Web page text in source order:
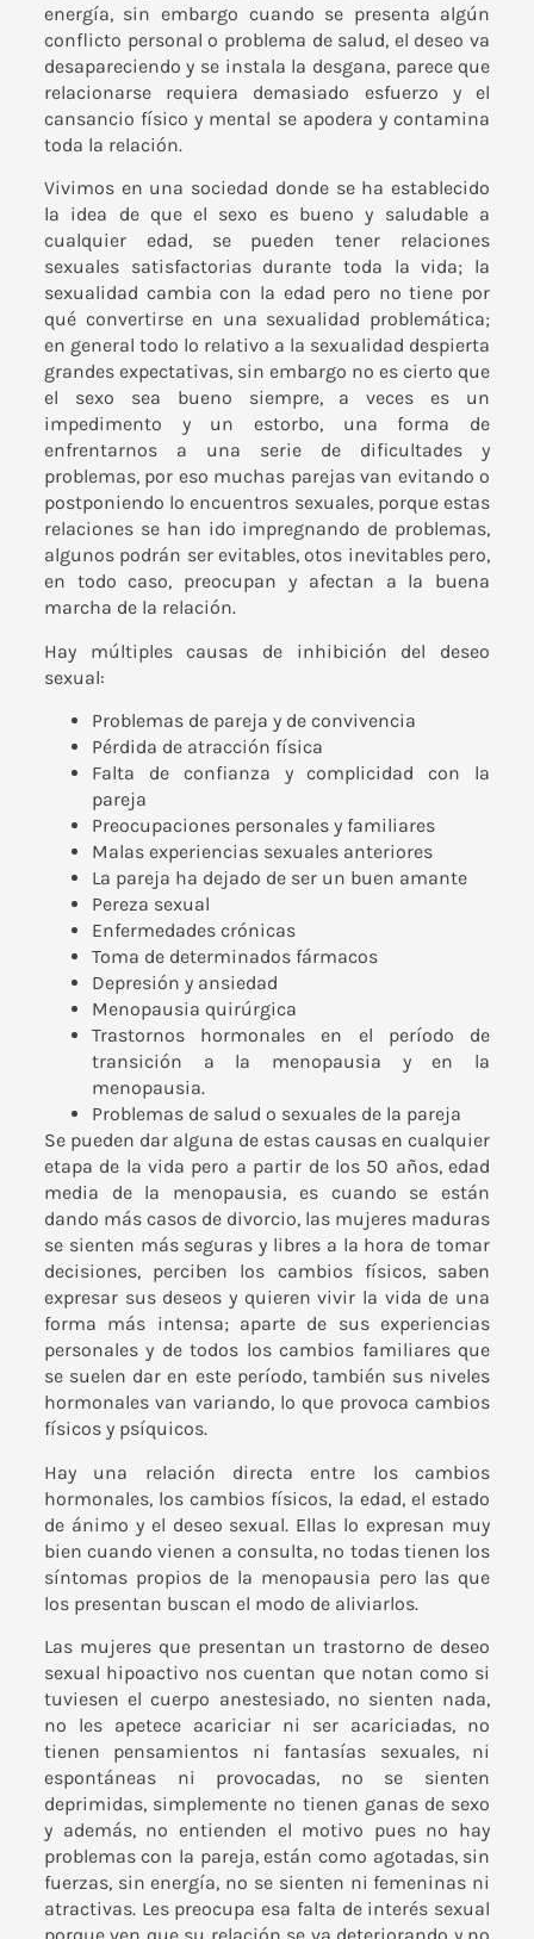
energía, sin embargo cuando se presenta algún
conflicto personal o problema de salud, el deseo va
desapareciendo y se instala la desgana, parece que
relacionarse requiera demasiado esfuerzo y el
cansancio físico y mental se apodera y contamina
toda la relación.
Vivimos en una sociedad donde se ha establecido
la idea de que el sexo es bueno y saludable a
cualquier edad, se pueden tener relaciones
sexuales satisfactorias durante toda la vida; la
sexualidad cambia con la edad pero no tiene por
qué convertirse en una sexualidad problemática;
en general todo lo relativo a la sexualidad despierta
grandes expectativas, sin embargo no es cierto que
el sexo sea bueno siempre, a veces es un
impedimento y un estorbo, una forma de
enfrentarnos a una serie de dificultades y
problemas, por eso muchas parejas van evitando o
postponiendo lo encuentros sexuales, porque estas
relaciones se han ido impregnando de problemas,
algunos podrán ser evitables, otos inevitables pero,
en todo caso, preocupan y afectan a la buena
marcha de la relación.
Hay múltiples causas de inhibición del deseo
sexual:
Problemas de pareja y de convivencia
Pérdida de atracción física
Falta de confianza y complicidad con la
pareja
Preocupaciones personales y familiares
Malas experiencias sexuales anteriores
La pareja ha dejado de ser un buen amante
Pereza sexual
Enfermedades crónicas
Toma de determinados fármacos
Depresión y ansiedad
Menopausia quirúrgica
Trastornos hormonales en el período de
transición a la menopausia y en la
menopausia.
Problemas de salud o sexuales de la pareja
Se pueden dar alguna de estas causas en cualquier
etapa de la vida pero a partir de los 50 años, edad
media de la menopausia, es cuando se están
dando más casos de divorcio, las mujeres maduras
se sienten más seguras y libres a la hora de tomar
decisiones, perciben los cambios físicos, saben
expresar sus deseos y quieren vivir la vida de una
forma más intensa; aparte de sus experiencias
personales y de todos los cambios familiares que
se suelen dar en este período, también sus niveles
hormonales van variando, lo que provoca cambios
físicos y psíquicos.
Hay una relación directa entre los cambios
hormonales, los cambios físicos, la edad, el estado
de ánimo y el deseo sexual. Ellas lo expresan muy
bien cuando vienen a consulta, no todas tienen los
síntomas propios de la menopausia pero las que
los presentan buscan el modo de aliviarlos.
Las mujeres que presentan un trastorno de deseo
sexual hipoactivo nos cuentan que notan como si
tuviesen el cuerpo anestesiado, no sienten nada,
no les apetece acariciar ni ser acariciadas, no
tienen pensamientos ni fantasías sexuales, ni
espontáneas ni provocadas, no se sienten
deprimidas, simplemente no tienen ganas de sexo
y además, no entienden el motivo pues no hay
problemas con la pareja, están como agotadas, sin
fuerzas, sin energía, no se sienten ni femeninas ni
atractivas. Les preocupa esa falta de interés sexual